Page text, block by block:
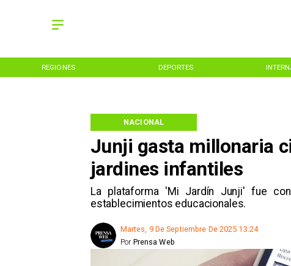
REGIONES DEPORTES
Junji gasta millonaria
jardines infantiles
La plataforma 'Mi Jardín Junji' fue
establecimientos educacionales.
NACIONAL
Martes, 9 De Septiembre De 2025 13:24
Prensa Web
Por